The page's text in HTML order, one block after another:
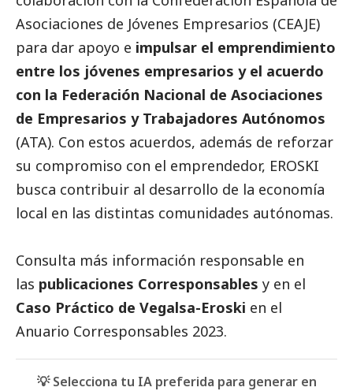
Asociaciones de Jóvenes Empresarios (CEAJE)
para dar apoyo e impulsar el emprendimiento
entre los jóvenes empresarios y el acuerdo
con la Federación Nacional de Asociaciones
de Empresarios y Trabajadores Autónomos
(ATA). Con estos acuerdos, además de reforzar
su compromiso con el emprendedor, EROSKI
busca contribuir al desarrollo de la economía
local en las distintas comunidades autónomas.
Consulta más información responsable en
las publicaciones Corresponsables y en el
Caso Práctico de Vegalsa-Eroski en el
Anuario Corresponsables 2023.
💡 Selecciona tu IA preferida para generar en